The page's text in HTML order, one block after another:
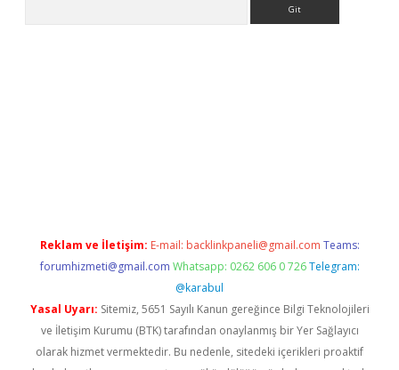
Reklam ve İletişim: E-mail: backlinkpaneli@gmail.com Teams:
forumhizmeti@gmail.com Whatsapp: 0262 606 0 726 Telegram:
@karabul
Yasal Uyarı: Sitemiz, 5651 Sayılı Kanun gereğince Bilgi Teknolojileri
ve İletişim Kurumu (BTK) tarafından onaylanmış bir Yer Sağlayıcı
olarak hizmet vermektedir. Bu nedenle, sitedeki içerikleri proaktif